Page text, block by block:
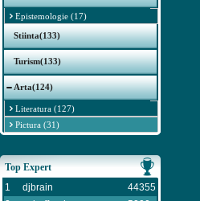
Epistemologie (17)
Stiinta(133)
Turism(133)
Arta(124)
Literatura (127)
Pictura (31)
Top Expert
1
djbrain
44355